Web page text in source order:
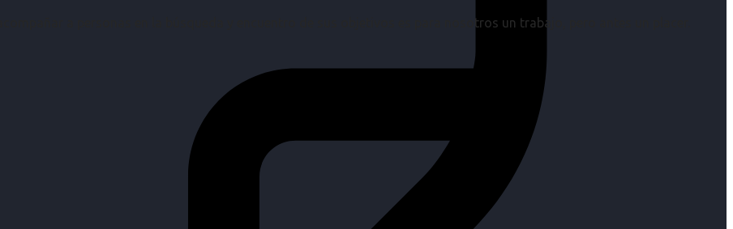
a personas en la búsqueda y encuentro de sus objetivos es para nosotros un trabajo, pero antes un placer.